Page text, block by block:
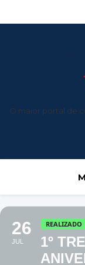
O maior portal de
26
JUL
REALIZADO
1º